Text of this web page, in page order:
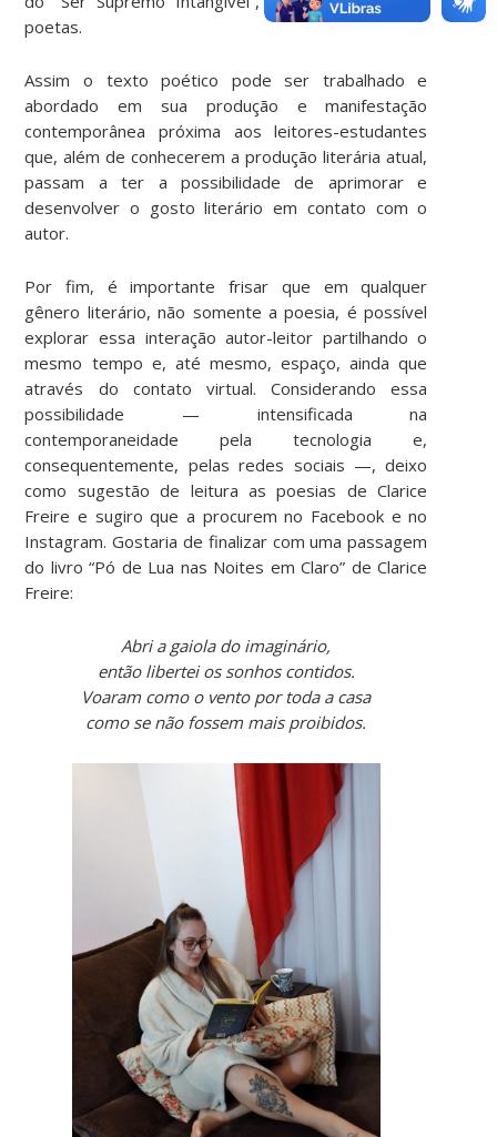
poetas.
Assim o texto poético pode ser trabalhado e
abordado em sua produção e manifestação
contemporânea próxima aos leitores-estudantes
que, além de conhecerem a produção literária atual,
passam a ter a possibilidade de aprimorar e
desenvolver o gosto literário em contato com o
autor.
Por fim, é importante frisar que em qualquer
gênero literário, não somente a poesia, é possível
explorar essa interação autor-leitor partilhando o
mesmo tempo e, até mesmo, espaço, ainda que
através do contato virtual. Considerando essa
possibilidade — intensificada na
contemporaneidade pela tecnologia e,
consequentemente, pelas redes sociais —, deixo
como sugestão de leitura as poesias de Clarice
Freire e sugiro que a procurem no Facebook e no
Instagram. Gostaria de finalizar com uma passagem
do livro “Pó de Lua nas Noites em Claro” de Clarice
Freire:
Abri a gaiola do imaginário,
então libertei os sonhos contidos.
Voaram como o vento por toda a casa
como se não fossem mais proibidos.